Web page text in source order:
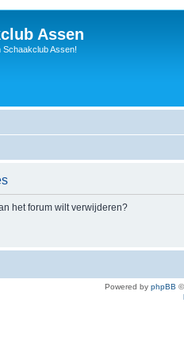
Assen
Schaakclub Assen!
het forum wilt verwijderen?
Powered by phpBB